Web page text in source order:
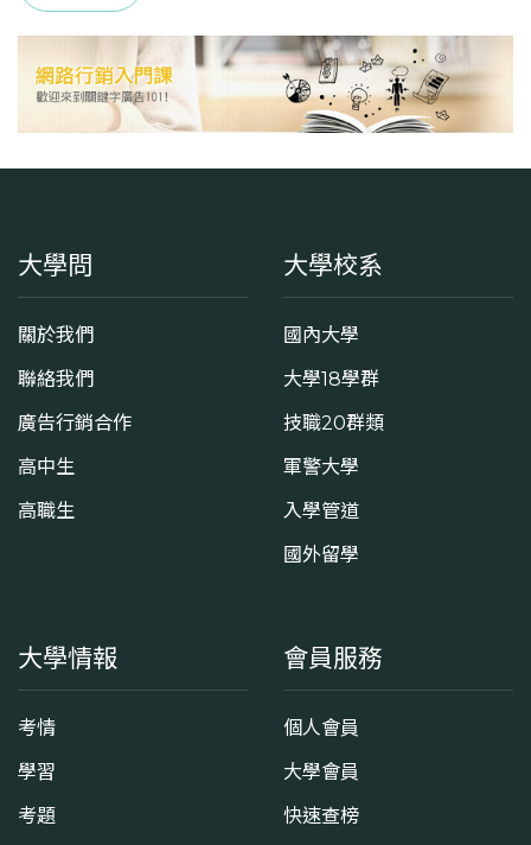
學系地址
臺北市文山區指南路二段64號
大學問
關於我們
聯絡我們
廣告行銷合作
高中生
高職生
大學校系
國內大學
大學18學群
技職20群類
軍警大學
入學管道
國外留學
大學情報
考情
學習
考題
會員服務
個人會員
大學會員
快速查榜